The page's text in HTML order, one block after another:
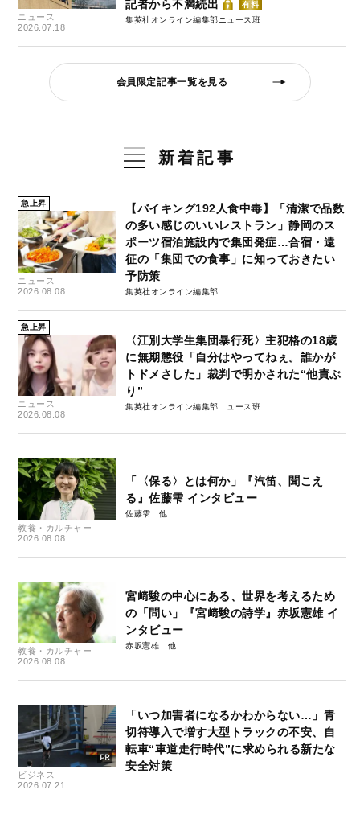
ニュース
2026.07.18
記者から不満続出
有料
集英社オンライン編集部ニュース班
会員限定記事一覧を見る
新着記事
急上昇
ニュース
2026.08.08
【バイキング192人食中毒】「清潔で品数
の多い感じのいいレストラン」静岡のス
ポーツ宿泊施設内で集団発症…合宿・遠
征の「集団での食事」に知っておきたい
予防策
集英社オンライン編集部
急上昇
ニュース
2026.08.08
〈江別大学生集団暴行死〉主犯格の18歳
に無期懲役「自分はやってねぇ。誰かが
トドメさした」裁判で明かされた“他責ぶ
り”
集英社オンライン編集部ニュース班
教養・カルチャー
2026.08.08
「〈保る〉とは何か」『汽笛、聞こえ
る』佐藤雫 インタビュー
佐藤雫
教養・カルチャー
2026.08.08
宮﨑駿の中心にある、世界を考えるため
の「問い」『宮﨑駿の詩学』赤坂憲雄 イ
ンタビュー
赤坂憲雄
ビジネス
2026.07.21
「いつ加害者になるかわからない…」青
切符導入で増す大型トラックの不安、自
転車“車道走行時代”に求められる新たな
安全対策